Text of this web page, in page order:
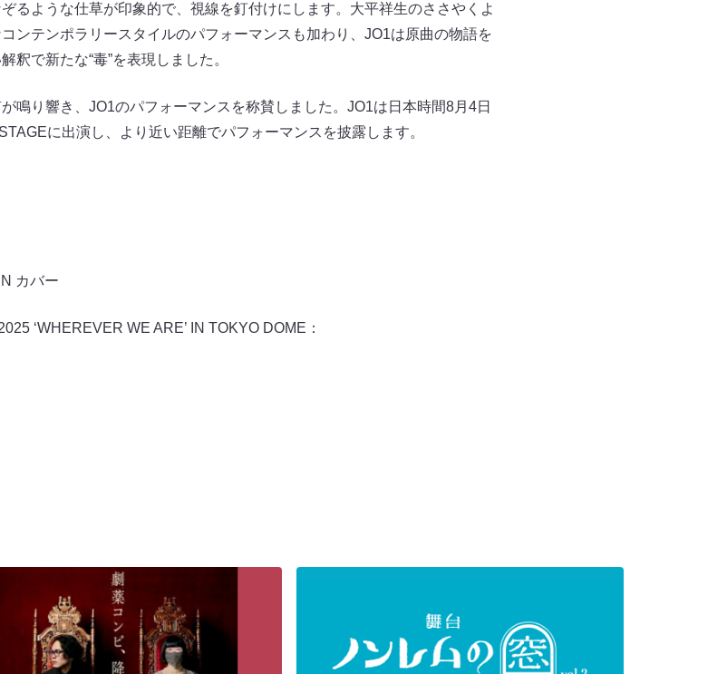
るような仕草が印象的で、視線を釘付けにします。大平祥生のささやくよ
ンテンポラリースタイルのパフォーマンスも加わり、JO1は原曲の物語を
釈で新たな“毒”を表現しました。
鳴り響き、JO1のパフォーマンスを称賛しました。JO1は日本時間8月4日
に出演し、より近い距離でパフォーマンスを披露します。
カバー
‘WHEREVER WE ARE’ IN TOKYO DOME：